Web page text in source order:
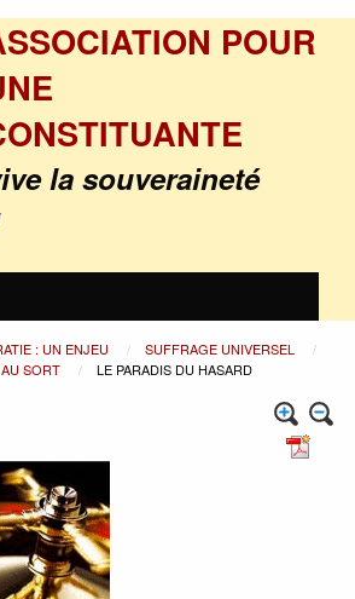
POUR
la souveraineté
: UN ENJEU
SUFFRAGE UNIVERSEL
SORT
LE PARADIS DU HASARD